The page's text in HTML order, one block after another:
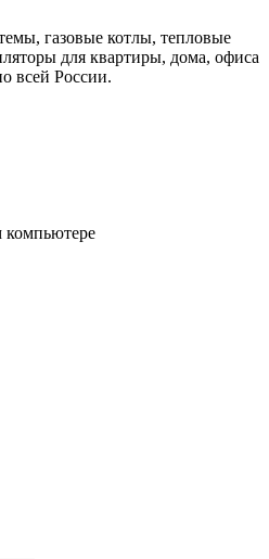
газовые котлы, тепловые
для квартиры, дома, офиса
всей России.
компьютере